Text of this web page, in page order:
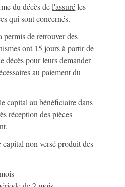
du décès del'assuréles
qui sont concernés.
permis de retrouver des
ont 15 jours à partir de
décès pour leurs demander
au paiement du
capital au bénéficiaire dans
réception des pièces
non versé produit des